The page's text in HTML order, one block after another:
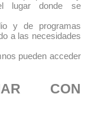
lugar donde se
y de programas
a las necesidades
pueden acceder
CON